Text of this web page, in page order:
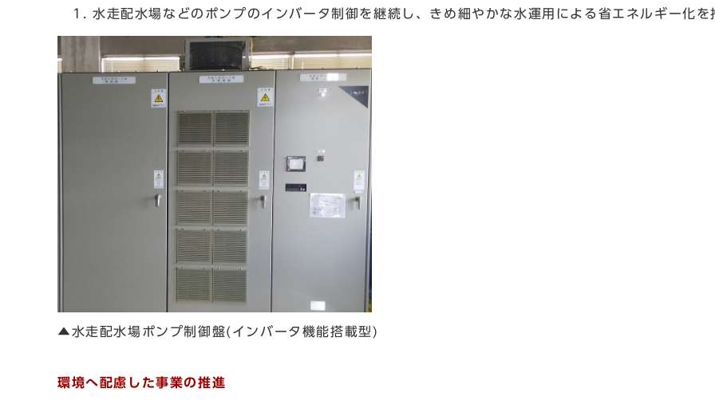
水走配水場などのポンプのインバータ制御を継続し、きめ細やかな水運用による省エネルギー化を
▲水走配水場ポンプ制御盤(インバータ機能搭載型)
環境へ配慮した事業の推進